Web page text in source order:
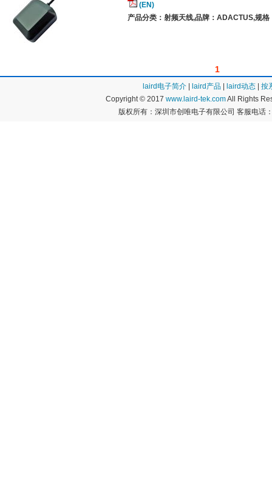
(EN)
产品分类：射频天线,品牌：ADACTUS,规格
1
laird电子简介 laird产品 laird动态
按
Copyright © 2017 www.laird-tek.comAll Rights
版权所有：深圳市创唯电子有限公司 客服电话